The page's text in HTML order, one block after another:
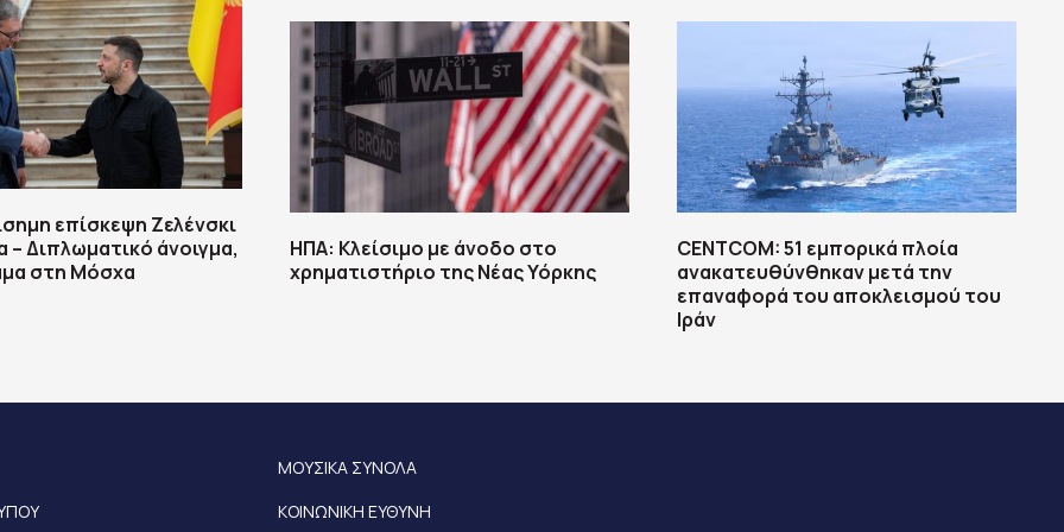
επίσκεψη Ζελένσκι
– Διπλωματικό άνοιγμα,
στη Μόσχα
ΗΠΑ: Κλείσιμο με άνοδο στο
χρηματιστήριο της Νέας Υόρκης
CENTCOM: 51 εμπορικά πλοία
ανακατευθύνθηκαν μετά την
επαναφορά του αποκλεισμού του
Ιράν
ΜΟΥΣΙΚΑ ΣΥΝΟΛΑ
ΚΟΙΝΩΝΙΚΗ ΕΥΘΥΝΗ